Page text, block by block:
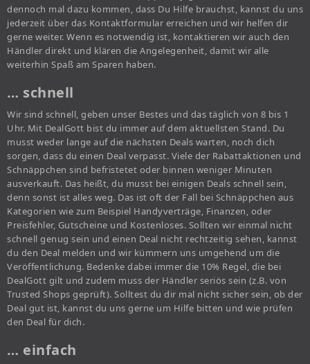
dennoch mal dazu kommen, dass Du Hilfe brauchst, kannst du uns
jederzeit über das Kontaktformular erreichen und wir helfen dir
gerne weiter. Wenn es notwendig ist, kontaktieren wir auch den
Händler direkt und klären die Angelegenheit, damit wir alle
weiterhin Spaß am Sparen haben.
… schnell
Wir sind schnell, geben unser Bestes und das täglich von 8 bis 1
Uhr. Mit DealGott bist du immer auf dem aktuellsten Stand. Du
musst weder lange auf die nächsten Deals warten, noch dich
sorgen, dass du einen Deal verpasst. Viele der Rabattaktionen und
Schnäppchen sind befristetet oder binnen weniger Minuten
ausverkauft. Das heißt, du musst bei einigen Deals schnell sein,
denn sonst ist alles weg. Das ist oft der Fall bei Schnäppchen aus
Kategorien wie zum Beispiel Handyverträge, Finanzen, oder
Preisfehler, Gutscheine und Kostenloses. Sollten wir einmal nicht
schnell genug sein und einen Deal nicht rechtzeitig sehen, kannst
du den Deal melden und wir kümmern uns umgehend um die
Veröffentlichung. Bedenke dabei immer die 10% Regel, die bei
DealGott gilt und zudem muss der Händler seriös sein (z.B. von
Trusted Shops geprüft). Solltest du dir mal nicht sicher sein, ob der
Deal gut ist, kannst du uns gerne um Hilfe bitten und wie prüfen
den Deal für dich.
… einfach